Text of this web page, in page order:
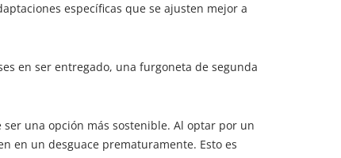
específicas que se ajusten mejor a
en ser entregado, una furgoneta de segunda
una opción más sostenible. Al optar por un
en un desguace prematuramente. Esto es